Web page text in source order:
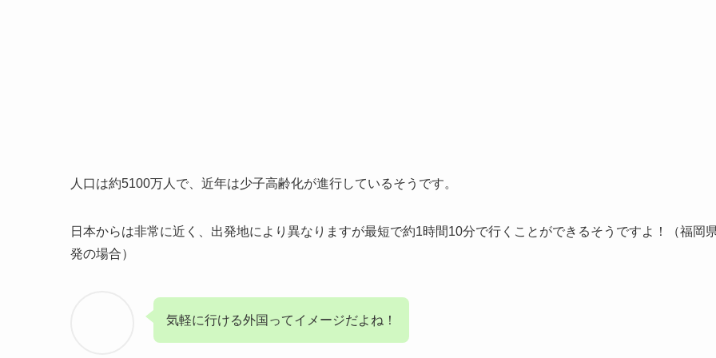
人口は約5100万人で、近年は少子高齢化が進行しているそうです。
日本からは非常に近く、出発地により異なりますが最短で約1時間10分で行くことができるそうですよ！（福岡
発の場合）
気軽に行ける外国ってイメージだよね！